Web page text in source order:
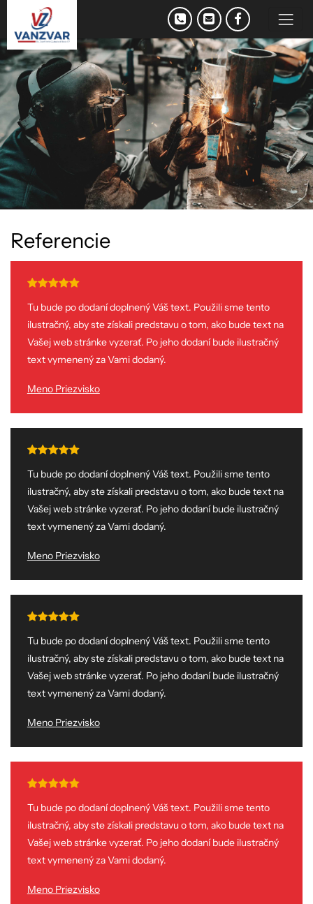
Referencie
Tu bude po dodaní doplnený Váš text. Použili sme tento
ilustračný, aby ste získali predstavu o tom, ako bude text na
Vašej web stránke vyzerať. Po jeho dodaní bude ilustračný
text vymenený za Vami dodaný.
Meno Priezvisko
Tu bude po dodaní doplnený Váš text. Použili sme tento
ilustračný, aby ste získali predstavu o tom, ako bude text na
Vašej web stránke vyzerať. Po jeho dodaní bude ilustračný
text vymenený za Vami dodaný.
Meno Priezvisko
Tu bude po dodaní doplnený Váš text. Použili sme tento
ilustračný, aby ste získali predstavu o tom, ako bude text na
Vašej web stránke vyzerať. Po jeho dodaní bude ilustračný
text vymenený za Vami dodaný.
Meno Priezvisko
Tu bude po dodaní doplnený Váš text. Použili sme tento
ilustračný, aby ste získali predstavu o tom, ako bude text na
Vašej web stránke vyzerať. Po jeho dodaní bude ilustračný
text vymenený za Vami dodaný.
Meno Priezvisko